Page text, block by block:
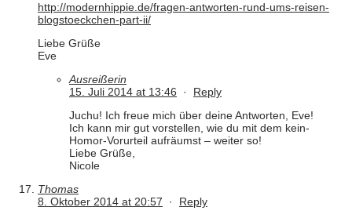
http://modernhippie.de/fragen-antworten-rund-ums-reisen-
blogstoeckchen-part-ii/
Liebe Grüße
Eve
Ausreißerin
15. Juli 2014 at 13:46 · Reply
Juchu! Ich freue mich über deine Antworten, Eve!
Ich kann mir gut vorstellen, wie du mit dem kein-
Homor-Vorurteil aufräumst – weiter so!
Liebe Grüße,
Nicole
Thomas
8. Oktober 2014 at 20:57 · Reply